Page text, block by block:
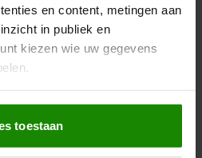
en content, metingen aan
in publiek en
kiezen wie uw gegevens
ook graag:
over uw geografische
meter nauwkeurig kan zijn
toestaan